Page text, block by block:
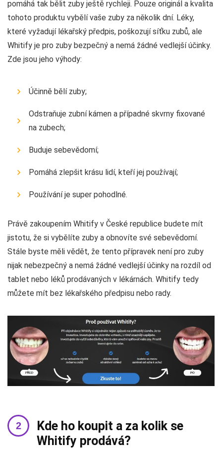
pomáhá tak bělit zuby ještě rychleji. Pouze originál a kvalita
tohoto produktu vybělí vaše zuby za několik dní. Léky,
které vyžadují lékařský předpis, poškozují síťku zubů, ale
Whitify je pro zuby bezpečný a nemá žádné vedlejší účinky.
Zde jsou jeho výhody:
Účinně bělí zuby;
Odstraňuje zubní kámen a případné skvrny fixované
na zubech;
Buduje sebevědomí;
Pomáhá zlepšit krásu lidí, kteří jej používají;
Používání je super pohodlné.
Právě zakoupením Whitify v České republice budete mít
jistotu, že si vybělíte zuby a obnovíte své sebevědomí.
Stále byste měli vědět, že tento přípravek není pro zuby
nijak nebezpečný a nemá žádné vedlejší účinky na rozdíl od
tablet nebo léků prodávaných v lékárnách. Whitify tedy
můžete mít bez lékařského předpisu nebo rady.
Kde ho koupit a za kolik se
Whitify prodává?